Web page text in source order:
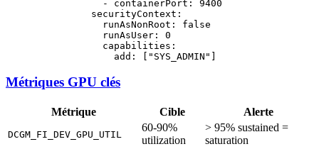
            -
containerPort : 9400
          securityContext
:
            runAsNonRoot
: false
            runAsUser
: 0
            capabilities
:
              add
: [ "SYS_ADMIN"
Métriques GPU clés
Métrique Cible Alerte
DCGM_FI_DEV_GPU_UTIL
60-90%
utilization
> 95% sustained =
saturation